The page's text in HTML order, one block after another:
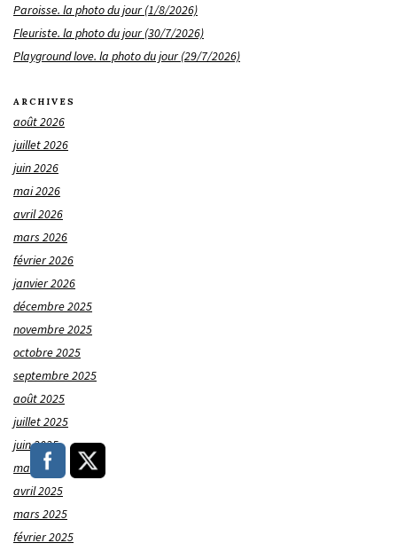
Paroisse. la photo du jour (1/8/2026)
Fleuriste. la photo du jour (30/7/2026)
Playground love. la photo du jour (29/7/2026)
ARCHIVES
août 2026
juillet 2026
juin 2026
mai 2026
avril 2026
mars 2026
février 2026
janvier 2026
décembre 2025
novembre 2025
octobre 2025
septembre 2025
août 2025
juillet 2025
juin 2025
mai 2025
avril 2025
mars 2025
février 2025